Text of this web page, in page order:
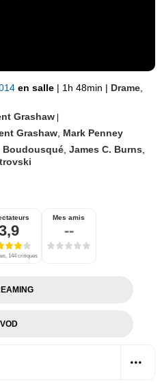
en salle | 1h 48min | Drame
Grashaw |
Grashaw Mark Penney
Boudousqué ,James C. Burns
144 critiques
Mes amis
--
VOD